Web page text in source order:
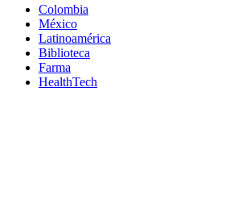
Colombia
México
Latinoamérica
Biblioteca
Farma
HealthTech